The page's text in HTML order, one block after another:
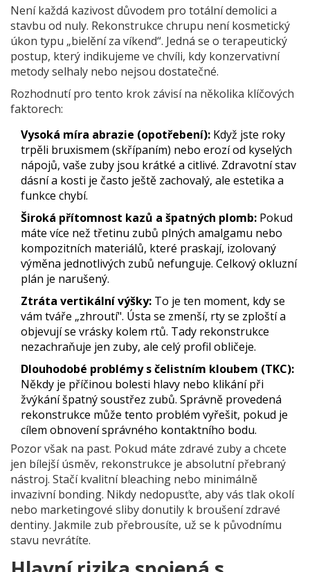
Není každá kazivost důvodem pro totální demolici a
stavbu od nuly. Rekonstrukce chrupu není kosmetický
úkon typu „bielění za víkend“. Jedná se o terapeutický
postup, který indikujeme ve chvíli, kdy konzervativní
metody selhaly nebo nejsou dostatečné.
Rozhodnutí pro tento krok závisí na několika klíčových
faktorech:
Vysoká míra abrazie (opotřebení): Když jste roky
trpěli bruxismem (skřípaním) nebo erozí od kyselých
nápojů, vaše zuby jsou krátké a citlivé. Zdravotní stav
dásní a kosti je často ještě zachovalý, ale estetika a
funkce chybí.
Široká přítomnost kazů a špatných plomb: Pokud
máte více než třetinu zubů plných amalgamu nebo
kompozitních materiálů, které praskají, izolovaný
výměna jednotlivých zubů nefunguje. Celkový okluzní
plán je narušený.
Ztráta vertikální výšky: To je ten moment, kdy se
vám tváře „zhroutí". Ústa se zmenší, rty se zploští a
objevují se vrásky kolem rtů. Tady rekonstrukce
nezachraňuje jen zuby, ale celý profil obličeje.
Dlouhodobé problémy s čelistním kloubem (TKC):
Někdy je příčinou bolesti hlavy nebo klikání při
žvýkání špatný soustřez zubů. Správně provedená
rekonstrukce může tento problém vyřešit, pokud je
cílem obnovení správného kontaktního bodu.
Pozor však na past. Pokud máte zdravé zuby a chcete
jen bílejší úsměv, rekonstrukce je absolutní přebraný
nástroj. Stačí kvalitní bleaching nebo minimálně
invazivní bonding. Nikdy nedopusťte, aby vás tlak okolí
nebo marketingové sliby donutily k broušení zdravé
dentiny. Jakmile zub přebrousíte, už se k původnímu
stavu nevrátíte.